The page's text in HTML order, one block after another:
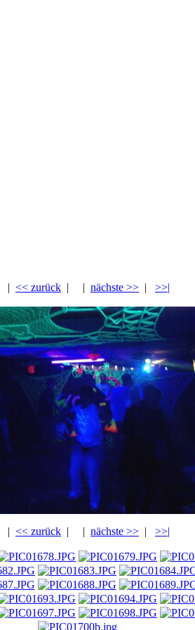
| << zurück | | nächste >> | >>|
| << zurück | | nächste >> | >>|